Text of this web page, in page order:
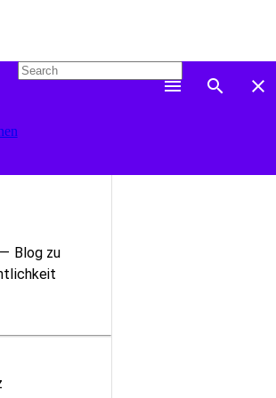
menu search close
Blog zu